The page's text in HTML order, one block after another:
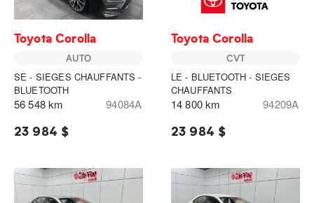
Toyota Corolla
AUTO
SE - SIEGES CHAUFFANTS -
BLUETOOTH
56 548 km 94084A
23 984 $
Toyota Corolla
CVT
LE - BLUETOOTH - SIEGES
CHAUFFANTS
14 800 km 94209A
23 984 $